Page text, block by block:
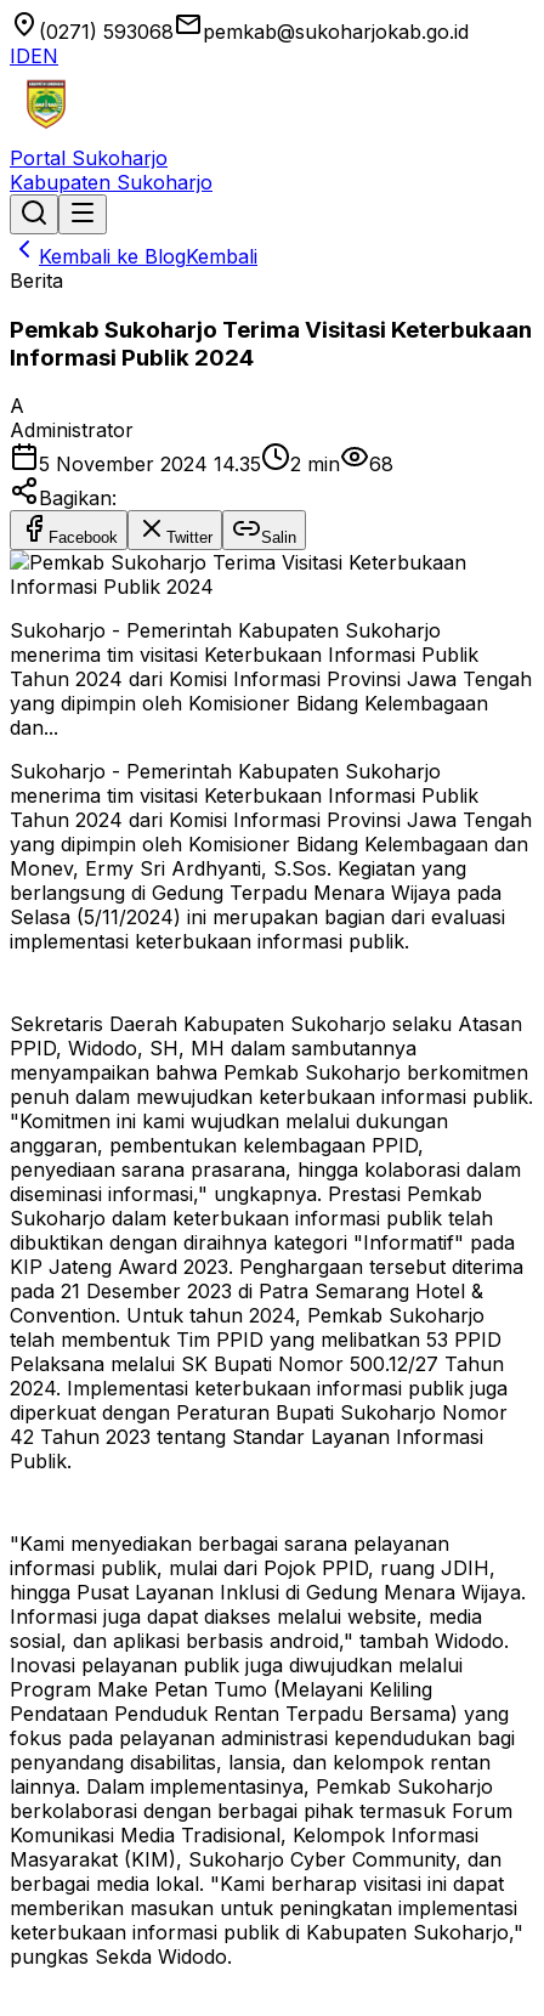
location_on (0271) 593068emailpemkab@sukoharjokab.go.id
IDEN
Portal Sukoharjo
Kabupaten Sukoharjo
Kembali ke BlogKembali
Berita
Pemkab Sukoharjo Terima Visitasi Keterbukaan
Informasi Publik 2024
A
Administrator
5 November 2024 14.35
2 min
68
Bagikan:
Facebook Twitter Salin
Sukoharjo - Pemerintah Kabupaten Sukoharjo
menerima tim visitasi Keterbukaan Informasi Publik
Tahun 2024 dari Komisi Informasi Provinsi Jawa Tengah
yang dipimpin oleh Komisioner Bidang Kelembagaan
dan...
Sukoharjo - Pemerintah Kabupaten Sukoharjo
menerima tim visitasi Keterbukaan Informasi Publik
Tahun 2024 dari Komisi Informasi Provinsi Jawa Tengah
yang dipimpin oleh Komisioner Bidang Kelembagaan dan
Monev, Ermy Sri Ardhyanti, S.Sos. Kegiatan yang
berlangsung di Gedung Terpadu Menara Wijaya pada
Selasa (5/11/2024) ini merupakan bagian dari evaluasi
implementasi keterbukaan informasi publik.
Sekretaris Daerah Kabupaten Sukoharjo selaku Atasan
PPID, Widodo, SH, MH dalam sambutannya
menyampaikan bahwa Pemkab Sukoharjo berkomitmen
penuh dalam mewujudkan keterbukaan informasi publik.
"Komitmen ini kami wujudkan melalui dukungan
anggaran, pembentukan kelembagaan PPID,
penyediaan sarana prasarana, hingga kolaborasi dalam
diseminasi informasi," ungkapnya. Prestasi Pemkab
Sukoharjo dalam keterbukaan informasi publik telah
dibuktikan dengan diraihnya kategori "Informatif" pada
KIP Jateng Award 2023. Penghargaan tersebut diterima
pada 21 Desember 2023 di Patra Semarang Hotel &
Convention. Untuk tahun 2024, Pemkab Sukoharjo
telah membentuk Tim PPID yang melibatkan 53 PPID
Pelaksana melalui SK Bupati Nomor 500.12/27 Tahun
2024. Implementasi keterbukaan informasi publik juga
diperkuat dengan Peraturan Bupati Sukoharjo Nomor
42 Tahun 2023 tentang Standar Layanan Informasi
Publik.
"Kami menyediakan berbagai sarana pelayanan
informasi publik, mulai dari Pojok PPID, ruang JDIH,
hingga Pusat Layanan Inklusi di Gedung Menara Wijaya.
Informasi juga dapat diakses melalui website, media
sosial, dan aplikasi berbasis android," tambah Widodo.
Inovasi pelayanan publik juga diwujudkan melalui
Program Make Petan Tumo (Melayani Keliling
Pendataan Penduduk Rentan Terpadu Bersama) yang
fokus pada pelayanan administrasi kependudukan bagi
penyandang disabilitas, lansia, dan kelompok rentan
lainnya. Dalam implementasinya, Pemkab Sukoharjo
berkolaborasi dengan berbagai pihak termasuk Forum
Komunikasi Media Tradisional, Kelompok Informasi
Masyarakat (KIM), Sukoharjo Cyber Community, dan
berbagai media lokal. "Kami berharap visitasi ini dapat
memberikan masukan untuk peningkatan implementasi
keterbukaan informasi publik di Kabupaten Sukoharjo,"
pungkas Sekda Widodo.